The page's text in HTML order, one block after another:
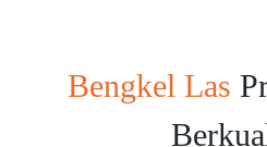
Bengkel Las